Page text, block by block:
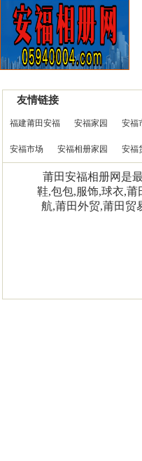
友情链接
福建莆田安福 安福家园 安福
安福市场 安福相册家园 安福
莆田安福相册网是
鞋,包包,服饰,球衣,
航,莆田外贸,莆田贸